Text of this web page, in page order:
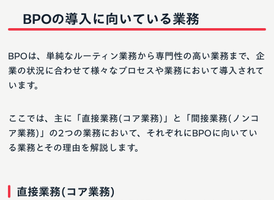
BPOの導入に向いている業務
BPOは、単純なルーティン業務から専門性の高い業務まで、企
業の状況に合わせて様々なプロセスや業務において導入されて
います。
ここでは、主に「直接業務(コア業務)」と「間接業務(ノンコ
ア業務)」の2つの業務において、それぞれにBPOに向いてい
る業務とその理由を解説します。
直接業務(コア業務)